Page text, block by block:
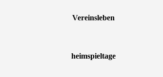
Vereinsleben
heimspieltage